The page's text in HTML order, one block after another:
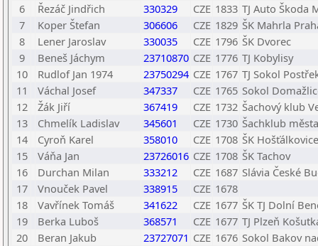
6
Řezáč Jindřich 330329 CZE 1833 TJ Auto Škoda
7
Koper Štefan 306606 CZE 1829 ŠK Mahrla
8
Lener Jaroslav 330035 CZE 1796 ŠK Dvorec
9
Beneš Jáchym 23710870 CZE 1776 TJ Kobylisy
10
Rudlof Jan 1974 23750294 CZE 1767 TJ Sokol
11
Váchal Josef 347337 CZE 1765 Sokol
12
Žák Jiří 367419 CZE 1732 Šachový klub
13
Chmelík Ladislav 345601 CZE 1730 Šachklub
14
Cyroň Karel 358010 CZE 1708 ŠK
15
Váňa Jan 23726016 CZE 1708 ŠK Tachov
16
Durchan Milan 333212 CZE 1687 Slávia České
17
Vnouček Pavel 338915 CZE 1678
18
Vavřínek Tomáš 341622 CZE 1677 ŠK TJ Dolní
19
Berka Luboš 368571 CZE 1677 TJ Plzeň
20
Beran Jakub 23727071 CZE 1676 Sokol Bakov